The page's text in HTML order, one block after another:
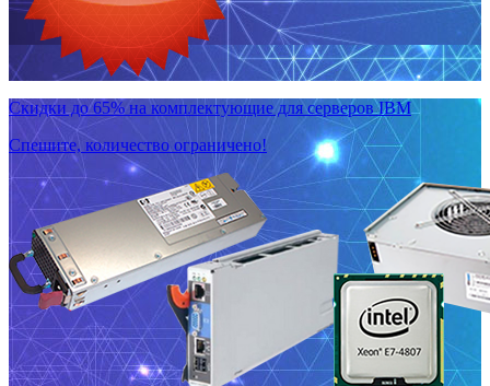
Скидки до 65% на комплектующие для серверов IBM
Спешите, количество ограничено!